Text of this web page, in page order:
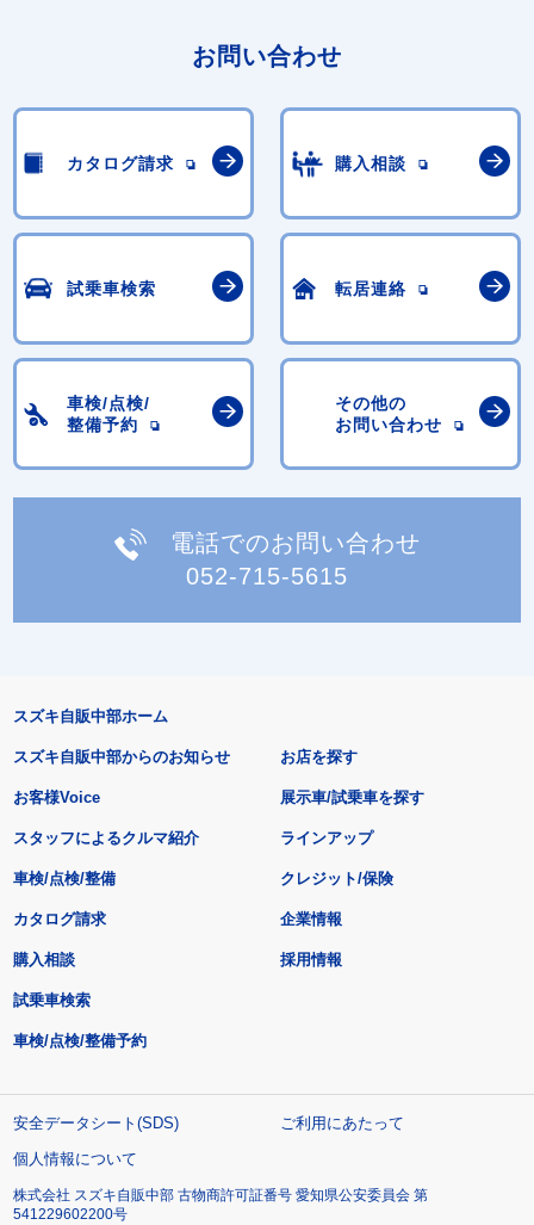
お問い合わせ
カタログ請求 購入相談
試乗車検索 転居連絡
車検/点検/
整備予約
その他の
お問い合わせ
電話でのお問い合わせ
052-715-5615
スズキ自販中部ホーム
スズキ自販中部からのお知らせ
お客様Voice
スタッフによるクルマ紹介
お店を探す
展示車/試乗車を探す
ラインアップ
車検/点検/整備 クレジット/保険
カタログ請求
購入相談
試乗車検索
車検/点検/整備予約
企業情報
採用情報
安全データシート(SDS)
ご利用にあたって
個人情報について
株式会社 スズキ自販中部 古物商許可証番号 愛知県公安委員会 第
541229602200号